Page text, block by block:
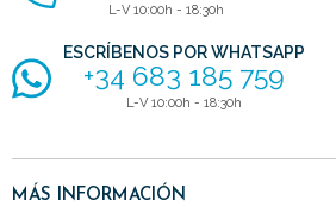
L-V 10:00h - 18:30h
ESCRÍBENOS POR WHATSAPP
+34 683 185 759
L-V 10:00h - 18:30h
MÁS INFORMACIÓN